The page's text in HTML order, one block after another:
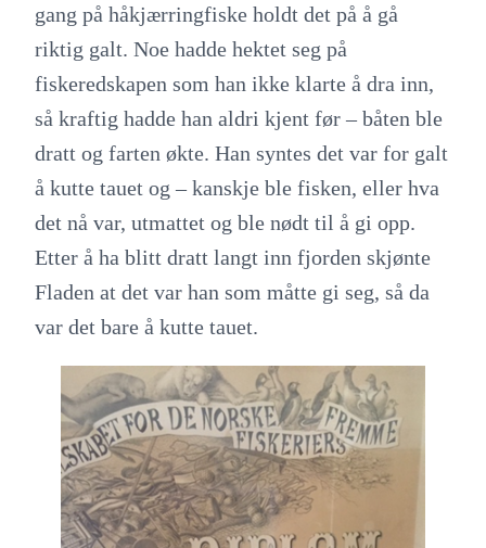
gang på håkjærringfiske holdt det på å gå
riktig galt. Noe hadde hektet seg på
fiskeredskapen som han ikke klarte å dra inn,
så kraftig hadde han aldri kjent før – båten ble
dratt og farten økte. Han syntes det var for galt
å kutte tauet og – kanskje ble fisken, eller hva
det nå var, utmattet og ble nødt til å gi opp.
Etter å ha blitt dratt langt inn fjorden skjønte
Fladen at det var han som måtte gi seg, så da
var det bare å kutte tauet.